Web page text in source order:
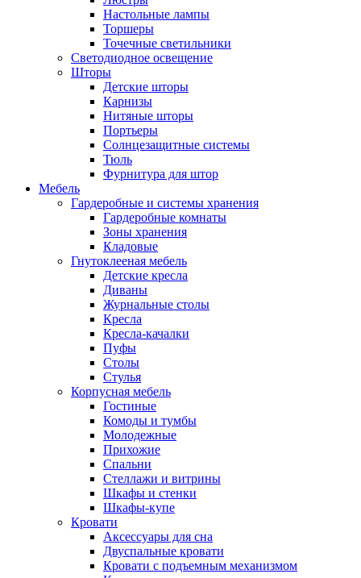
Настольные лампы
Торшеры
Точечные светильники
Светодиодное освещение
Шторы
Детские шторы
Карнизы
Нитяные шторы
Портьеры
Солнцезащитные системы
Тюль
Фурнитура для штор
Мебель
Гардеробные и системы хранения
Гардеробные комнаты
Зоны хранения
Кладовые
Гнутоклееная мебель
Детские кресла
Диваны
Журнальные столы
Кресла
Кресла-качалки
Пуфы
Столы
Стулья
Корпусная мебель
Гостиные
Комоды и тумбы
Молодежные
Прихожие
Спальни
Стеллажи и витрины
Шкафы и стенки
Шкафы-купе
Кровати
Аксессуары для сна
Двуспальные кровати
Кровати с подъемным механизмом